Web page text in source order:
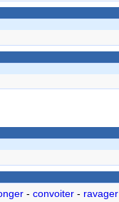
- convoiter- ravager